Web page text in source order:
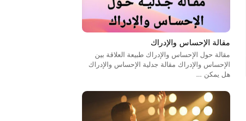
مقالة الإحساس والإدراك
مقالة حول الإحساس والإدراك طبيعة العلاقة بين
الإحساس والإدراك مقالة جدلية الإحساس والإدراك
هل يمكن …